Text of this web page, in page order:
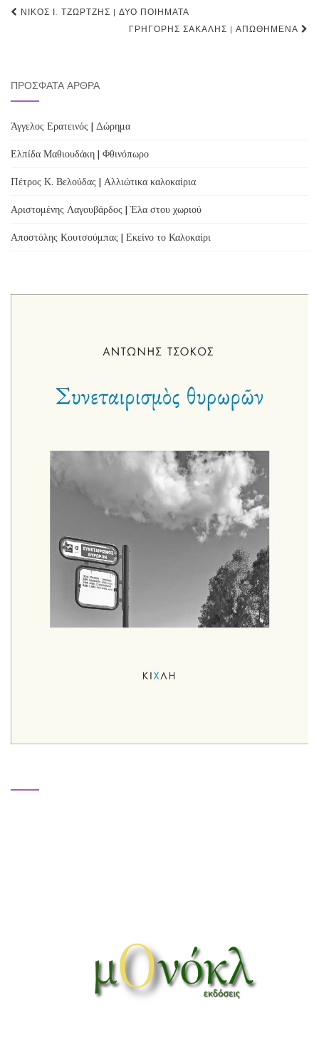
Post
ΝΊΚΟΣ Ι. ΤΖΏΡΤΖΗΣ | ΔΎΟ ΠΟΙΉΜΑΤΑ
ΓΡΗΓΌΡΗΣ ΣΑΚΑΛΉΣ | ΑΠΩΘΗΜΈΝΑ
ΠΡΌΣΦΑΤΑ ΆΡΘΡΑ
Άγγελος Ερατεινός | Δώρημα
Ελπίδα Μαθιουδάκη | Φθινόπωρο
Πέτρος Κ. Βελούδας | Αλλιώτικα καλοκαίρια
Αριστομένης Λαγουβάρδος | Έλα στου χωριού
Αποστόλης Κουτσούμπας | Εκείνο το Καλοκαίρι